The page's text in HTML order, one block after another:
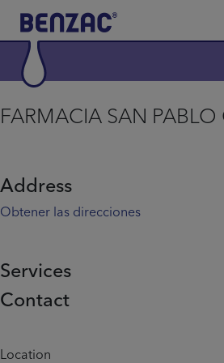
Skip to main content
Main navigation
¿Por qué elegir Benzac?
Home
Info menu
FARMACIA SAN
Address
Obtener las direcciones
Services
Contact
Location